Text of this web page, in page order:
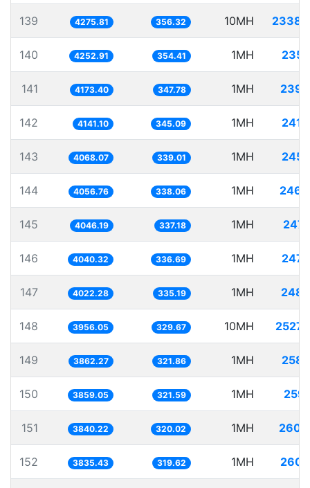
139 4275.81 356.32 10MH
140 4252.91 354.41 1MH
141 4173.40 347.78 1MH
142 4141.10 345.09 1MH
143 4068.07 339.01 1MH
144 4056.76 338.06 1MH
145 4046.19 337.18 1MH
146 4040.32 336.69 1MH
147 4022.28 335.19 1MH
148 3956.05 329.67 10MH
149 3862.27 321.86 1MH
150 3859.05 321.59 1MH
151 3840.22 320.02 1MH
152 3835.43 319.62 1MH